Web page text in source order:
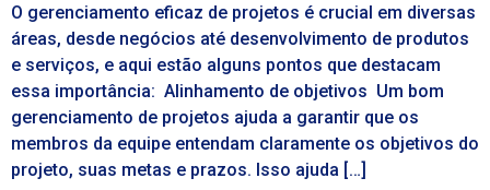
O gerenciamento eficaz de projetos é crucial em diversas
áreas, desde negócios até desenvolvimento de produtos
e serviços, e aqui estão alguns pontos que destacam
essa importância: Alinhamento de objetivos Um bom
gerenciamento de projetos ajuda a garantir que os
membros da equipe entendam claramente os objetivos do
projeto, suas metas e prazos. Isso ajuda […]